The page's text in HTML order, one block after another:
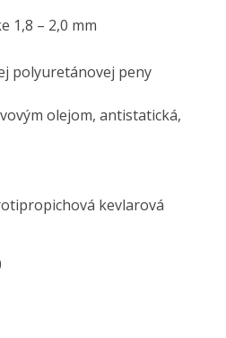
1,8 – 2,0 mm
polyuretánovej peny
olejom, antistatická,
kevlarová